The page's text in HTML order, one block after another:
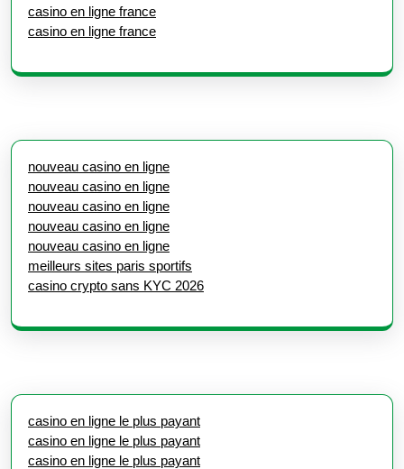
casino en ligne france
casino en ligne france
nouveau casino en ligne
nouveau casino en ligne
nouveau casino en ligne
nouveau casino en ligne
nouveau casino en ligne
meilleurs sites paris sportifs
casino crypto sans KYC 2026
casino en ligne le plus payant
casino en ligne le plus payant
casino en ligne le plus payant